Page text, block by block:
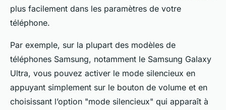
plus facilement dans les paramètres de votre
téléphone.
Par exemple, sur la plupart des modèles de
téléphones Samsung, notamment le Samsung Galaxy
Ultra, vous pouvez activer le mode silencieux en
appuyant simplement sur le bouton de volume et en
choisissant l’option "mode silencieux" qui apparaît à